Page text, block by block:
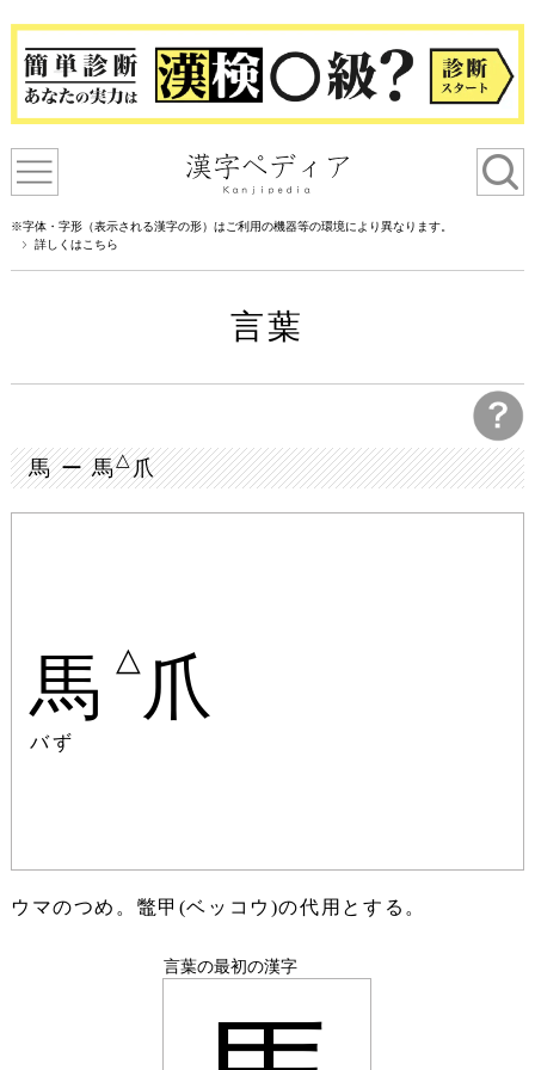
※字体・字形（表示される漢字の形）はご利用の機器等の環境により異なります。
詳しくはこちら
言葉
馬 ー 馬△爪
馬 △爪
バず
ウマのつめ。鼈甲(ベッコウ)の代用とする。
言葉の最初の漢字